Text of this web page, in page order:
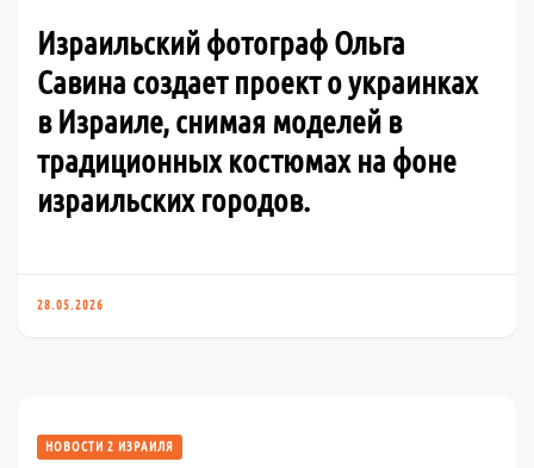
Израильский фотограф Ольга
Савина создает проект о украинках
в Израиле, снимая моделей в
традиционных костюмах на фоне
израильских городов.
28.05.2026
НОВОСТИ 2 ИЗРАИЛЯ